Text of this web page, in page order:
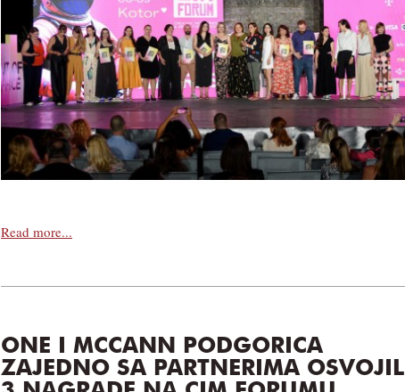
Read more...
ONE I MCCANN PODGORICA
ZAJEDNO SA PARTNERIMA OSVOJILI